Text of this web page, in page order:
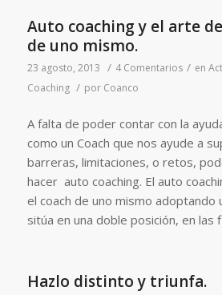
Auto coaching y el arte
de uno mismo.
23 agosto, 2013 / 4 Comentarios / en
Coaching / por Coanco
A falta de poder contar con la
como un Coach que nos ayude a
barreras, limitaciones, o retos,
hacer auto coaching. El auto
el coach de uno mismo adoptando
sitúa en una doble posición, en las
Hazlo distinto y triunfa.